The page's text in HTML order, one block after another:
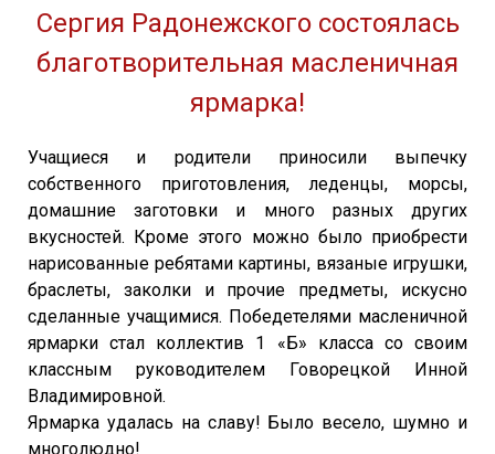
Сергия Радонежского состоялась
благотворительная масленичная
ярмарка!
Учащиеся и родители приносили выпечку
собственного приготовления, леденцы, морсы,
домашние заготовки и много разных других
вкусностей. Кроме этого можно было приобрести
нарисованные ребятами картины, вязаные игрушки,
браслеты, заколки и прочие предметы, искусно
сделанные учащимися. Победетелями масленичной
ярмарки стал коллектив 1 «Б» класса со своим
классным руководителем Говорецкой Инной
Владимировной.
Ярмарка удалась на славу! Было весело, шумно и
многолюдно!